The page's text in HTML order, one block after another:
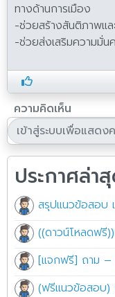
ทางด้านการเมือง
-ช่วยสร้างสันติภาพแล
-ช่วยส่งเสริมความมั่
ความคิดเห็น
ประกาศล่า
สรุปแนวข้อสอบ
((ดาวน์โหลดฟรี
(ฟรีแนวข้อสอบ